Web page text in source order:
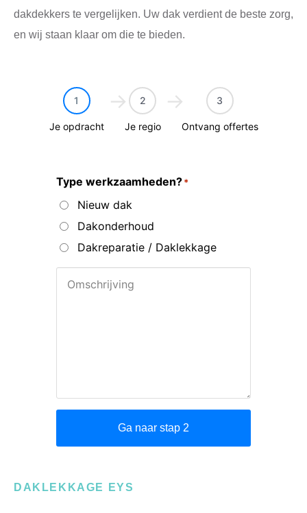
dakdekkers te vergelijken. Uw dak verdient de beste zorg,
en wij staan klaar om die te bieden.
DAKLEKKAGE EYS